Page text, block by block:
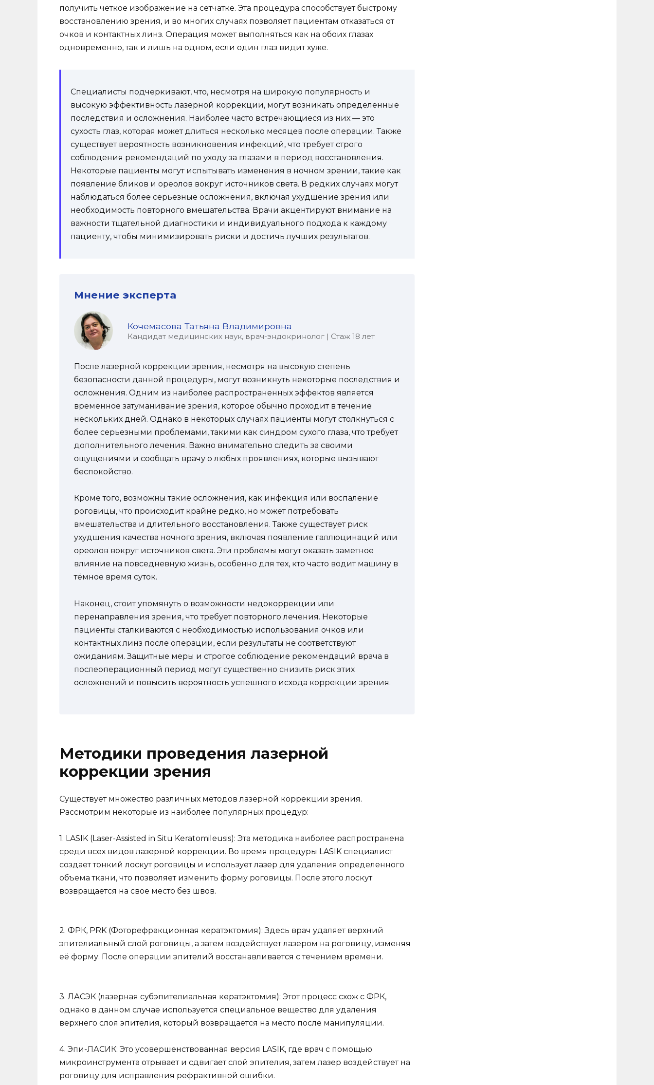
получить четкое изображение на сетчатке. Эта процедура способствует быстрому
восстановлению зрения, и во многих случаях позволяет пациентам отказаться от
очков и контактных линз. Операция может выполняться как на обоих глазах
одновременно, так и лишь на одном, если один глаз видит хуже.
Специалисты подчеркивают, что, несмотря на широкую популярность и
высокую эффективность лазерной коррекции, могут возникать определенные
последствия и осложнения. Наиболее часто встречающиеся из них — это
сухость глаз, которая может длиться несколько месяцев после операции. Также
существует вероятность возникновения инфекций, что требует строго
соблюдения рекомендаций по уходу за глазами в период восстановления.
Некоторые пациенты могут испытывать изменения в ночном зрении, такие как
появление бликов и ореолов вокруг источников света. В редких случаях могут
наблюдаться более серьезные осложнения, включая ухудшение зрения или
необходимость повторного вмешательства. Врачи акцентируют внимание на
важности тщательной диагностики и индивидуального подхода к каждому
пациенту, чтобы минимизировать риски и достичь лучших результатов.
Мнение эксперта
Кочемасова Татьяна Владимировна
Кандидат медицинских наук, врач-эндокринолог | Стаж 18 лет
После лазерной коррекции зрения, несмотря на высокую степень
безопасности данной процедуры, могут возникнуть некоторые последствия и
осложнения. Одним из наиболее распространенных эффектов является
временное затуманивание зрения, которое обычно проходит в течение
нескольких дней. Однако в некоторых случаях пациенты могут столкнуться с
более серьезными проблемами, такими как синдром сухого глаза, что требует
дополнительного лечения. Важно внимательно следить за своими
ощущениями и сообщать врачу о любых проявлениях, которые вызывают
беспокойство.
Кроме того, возможны такие осложнения, как инфекция или воспаление
роговицы, что происходит крайне редко, но может потребовать
вмешательства и длительного восстановления. Также существует риск
ухудшения качества ночного зрения, включая появление галлюцинаций или
ореолов вокруг источников света. Эти проблемы могут оказать заметное
влияние на повседневную жизнь, особенно для тех, кто часто водит машину в
тёмное время суток.
Наконец, стоит упомянуть о возможности недокоррекции или
перенаправления зрения, что требует повторного лечения. Некоторые
пациенты сталкиваются с необходимостью использования очков или
контактных линз после операции, если результаты не соответствуют
ожиданиям. Защитные меры и строгое соблюдение рекомендаций врача в
послеоперационный период могут существенно снизить риск этих
осложнений и повысить вероятность успешного исхода коррекции зрения.
Методики проведения лазерной
коррекции зрения
Существует множество различных методов лазерной коррекции зрения.
Рассмотрим некоторые из наиболее популярных процедур:
1. LASIK (Laser-Assisted in Situ Keratomileusis): Эта методика наиболее распространена
среди всех видов лазерной коррекции. Во время процедуры LASIK специалист
создает тонкий лоскут роговицы и использует лазер для удаления определенного
объема ткани, что позволяет изменить форму роговицы. После этого лоскут
возвращается на своё место без швов.
2. ФРК, PRK (Фоторефракционная кератэктомия): Здесь врач удаляет верхний
эпителиальный слой роговицы, а затем воздействует лазером на роговицу, изменяя
её форму. После операции эпителий восстанавливается с течением времени.
3. ЛАСЭК (лазерная субэпителиальная кератэктомия): Этот процесс схож с ФРК,
однако в данном случае используется специальное вещество для удаления
верхнего слоя эпителия, который возвращается на место после манипуляции.
4. Эпи-ЛАСИК: Это усовершенствованная версия LASIK, где врач с помощью
микроинструмента отрывает и сдвигает слой эпителия, затем лазер воздействует на
роговицу для исправления рефрактивной ошибки.